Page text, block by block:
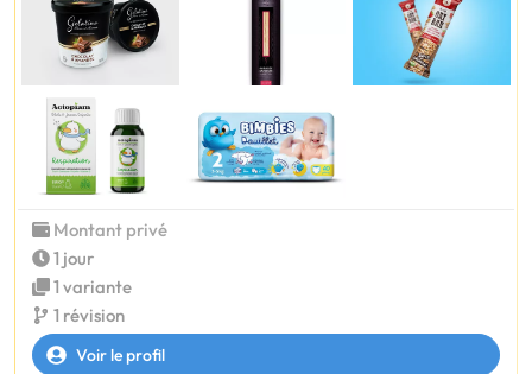
Montant privé
1 jour
1 variante
1 révision
Voir le profil